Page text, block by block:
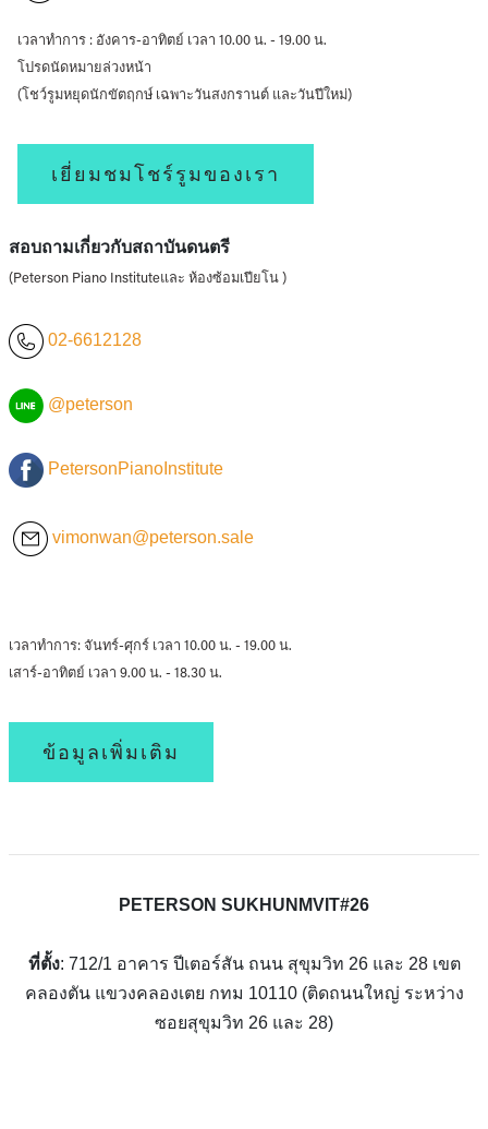
เวลาทำการ : อังคาร-อาทิตย์ เวลา 10.00 น. - 19.00 น.
โปรดนัดหมายล่วงหน้า
(โชว์รูมหยุดนักขัตฤกษ์ เฉพาะวันสงกรานต์ และวันปีใหม่)
เยี่ยมชมโชร์รูมของเรา
สอบถามเกี่ยวกับสถาบันดนตรี
(Peterson Piano Instituteและ ห้องซ้อมเปียโน )
02-6612128
@peterson
PetersonPianoInstitute
vimonwan@peterson.sale
เวลาทำการ: จันทร์-ศุกร์ เวลา 10.00 น. - 19.00 น.
เสาร์-อาทิตย์ เวลา 9.00 น. - 18.30 น.
ข้อมูลเพิ่มเติม
PETERSON SUKHUNMVIT#26
ที่ตั้ง: 712/1 อาคาร ปีเตอร์สัน ถนน สุขุมวิท 26 และ 28 เขต
คลองตัน แขวงคลองเตย กทม 10110 (ติดถนนใหญ่ ระหว่าง
ซอยสุขุมวิท 26 และ 28)